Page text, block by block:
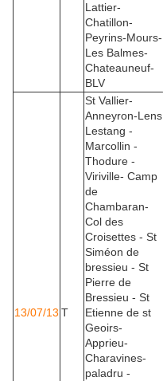
Lattier-
Chatillon-
Peyrins-Mours-
Les Balmes-
Chateauneuf-
BLV
13/07/13 T
St Vallier-
Anneyron-Lens
Lestang -
Marcollin -
Thodure -
Viriville- Camp
de
Chambaran-
Col des
Croisettes - St
Siméon de
bressieu - St
Pierre de
Bressieu - St
Etienne de st
Geoirs-
Apprieu-
Charavines-
paladru -